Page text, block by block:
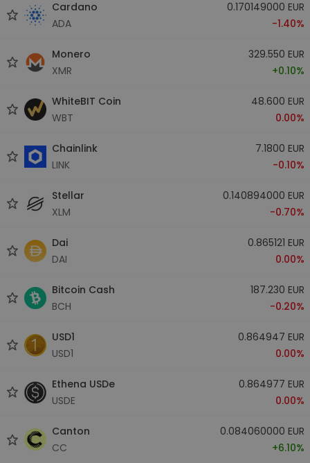
Cardano
ADA
0.170149000 EUR
-1.40%
Monero
XMR
329.550 EUR
+0.10%
WhiteBIT Coin
WBT
48.600 EUR
0.00%
Chainlink
LINK
7.1800 EUR
-0.10%
Stellar
XLM
0.140894000 EUR
-0.70%
Dai
DAI
0.865121 EUR
0.00%
Bitcoin Cash
BCH
187.230 EUR
-0.20%
USD1
USD1
0.864947 EUR
0.00%
Ethena USDe
USDE
0.864977 EUR
0.00%
Canton
CC
0.084060000 EUR
+6.10%